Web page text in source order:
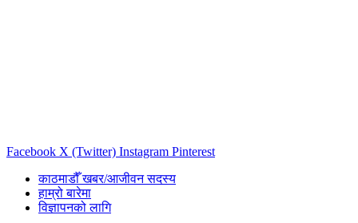
Facebook X (Twitter) Instagram Pinterest
काठमाडौँ खबर/आजीवन सदस्य
हाम्रो बारेमा
विज्ञापनको लागि